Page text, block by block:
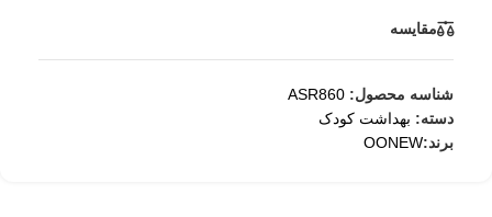
مقایسه
شناسه محصول: ASR860
دسته: بهداشت کودک
برند:OONEW